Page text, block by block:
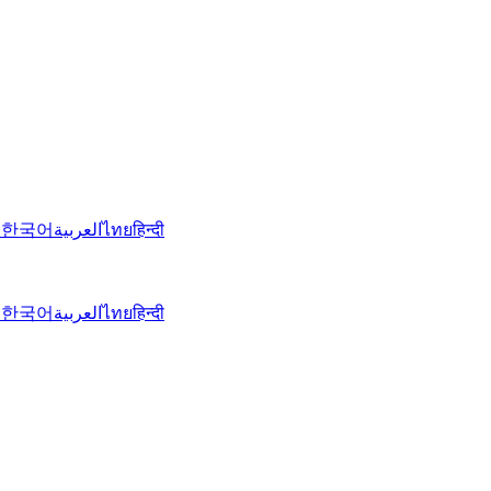
한국어 العربيةไทยहिन्दी
한국어 العربيةไทยहिन्दी